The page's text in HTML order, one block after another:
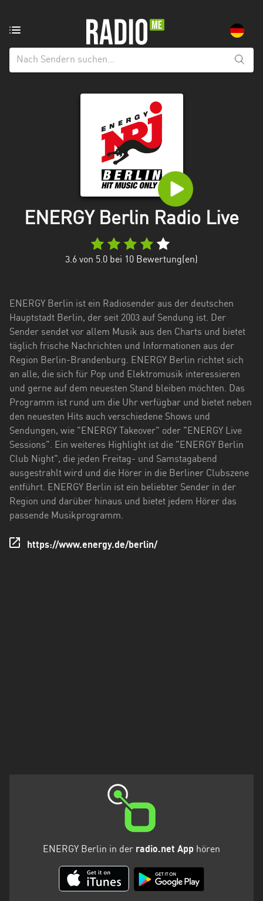
aus:
Alle
Bremen
Niedersachsen
Nordrhein-
Westfalen
Rheinland-
Saarland
Sachsen
Sachsen-
Anhalt
Holstein
ENERGY Berlin Radio Live
3.6 von 5.0 bei 10 Bewertung(en)
ENERGY Berlin ist ein Radiosender aus der deutschen
Hauptstadt Berlin, der seit 2003 auf Sendung ist. Der
Sender sendet vor allem Musik aus den Charts und bietet
täglich frische Nachrichten und Informationen aus der
Region Berlin-Brandenburg. ENERGY Berlin richtet sich
an alle, die sich für Pop und Elektromusik interessieren
und gerne auf dem neuesten Stand bleiben möchten. Das
Programm ist rund um die Uhr verfügbar und bietet neben
den neuesten Hits auch verschiedene Shows und
Sendungen, wie "ENERGY Takeover" oder "ENERGY Live
Sessions". Ein weiteres Highlight ist die "ENERGY Berlin
Club Night", die jeden Freitag- und Samstagabend
ausgestrahlt wird und die Hörer in die Berliner Clubszene
entführt. ENERGY Berlin ist ein beliebter Sender in der
Region und darüber hinaus und bietet jedem Hörer das
passende Musikprogramm.
https://www.energy.de/berlin/
ENERGY Berlin in der radio.net App hören